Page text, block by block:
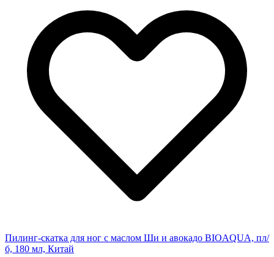
Пилинг-скатка для ног с маслом Ши и авокадо BIOAQUA, пл/
б, 180 мл, Китай